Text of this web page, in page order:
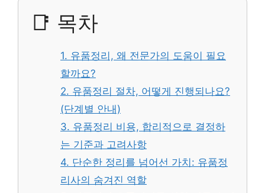
📑 목차
1. 유품정리, 왜 전문가의 도움이 필요
할까요?
2. 유품정리 절차, 어떻게 진행되나요?
(단계별 안내)
3. 유품정리 비용, 합리적으로 결정하
는 기준과 고려사항
4. 단순한 정리를 넘어선 가치: 유품정
리사의 숨겨진 역할